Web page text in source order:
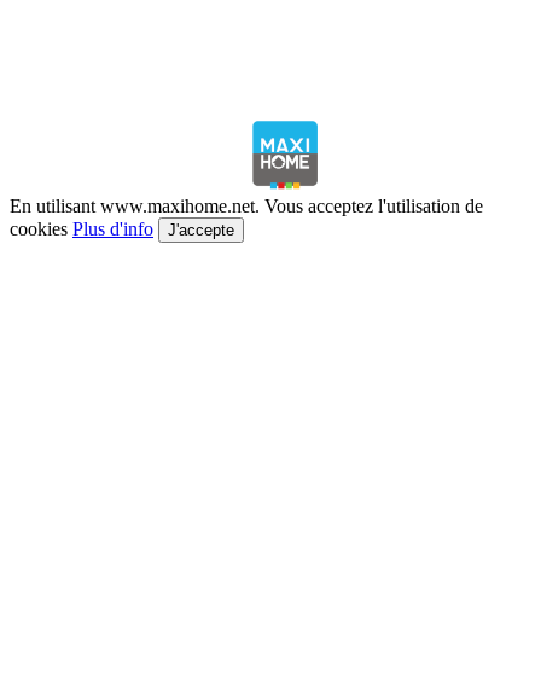
En utilisant www.maxihome.net. Vous acceptez l'utilisation de
cookies Plus d'info J'accepte